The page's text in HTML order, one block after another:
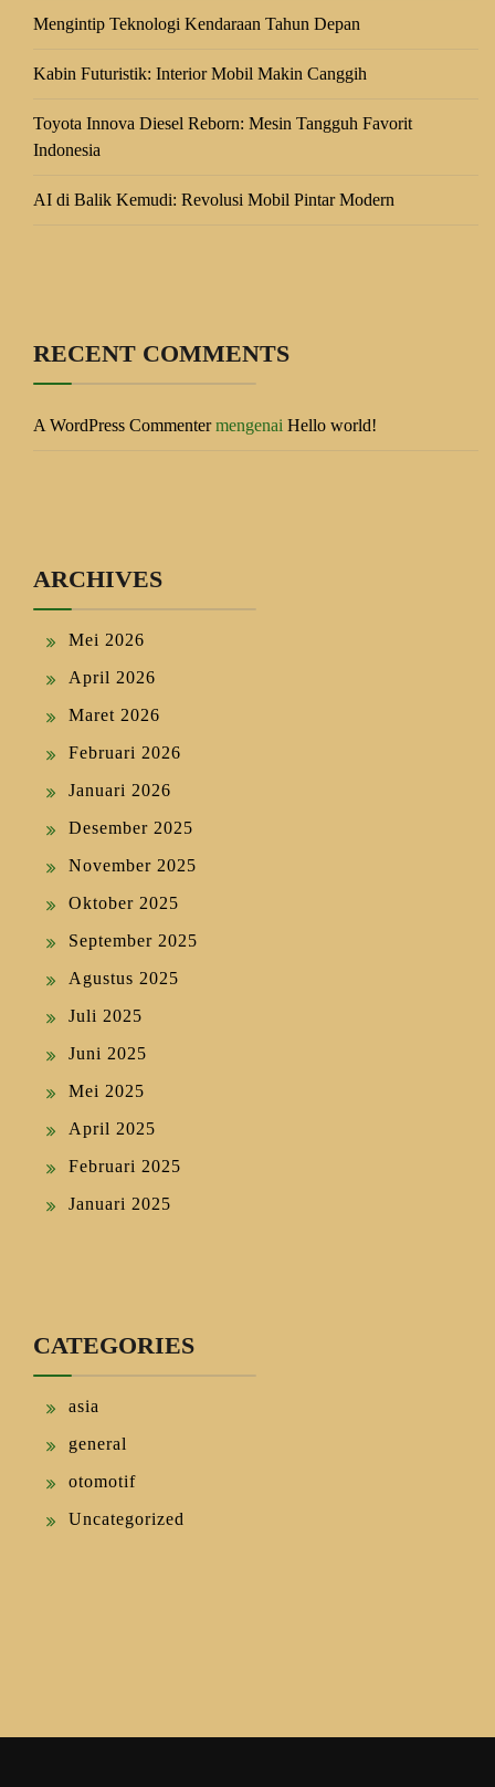
Mengintip Teknologi Kendaraan Tahun Depan
Kabin Futuristik: Interior Mobil Makin Canggih
Toyota Innova Diesel Reborn: Mesin Tangguh Favorit
Indonesia
AI di Balik Kemudi: Revolusi Mobil Pintar Modern
RECENT COMMENTS
A WordPress Commentermengenai Hello world!
ARCHIVES
Mei 2026
April 2026
Maret 2026
Februari 2026
Januari 2026
Desember 2025
November 2025
Oktober 2025
September 2025
Agustus 2025
Juli 2025
Juni 2025
Mei 2025
April 2025
Februari 2025
Januari 2025
CATEGORIES
asia
general
otomotif
Uncategorized